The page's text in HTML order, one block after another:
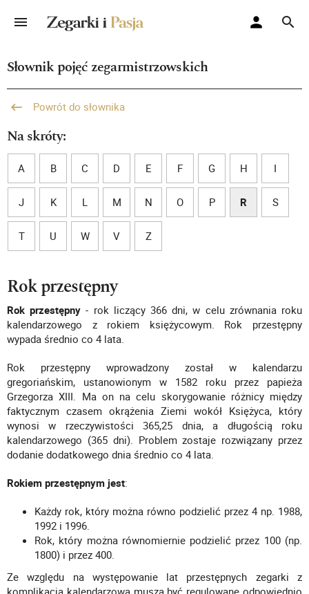
Słownik pojęć zegarmistrzowskich
Powrót do słownika
Na skróty:
A B C D E F G H I
J K L M N O P R S
T U W V Z
Rok przestępny
Rok przestępny - rok liczący 366 dni, w celu zrównania roku
kalendarzowego z rokiem księżycowym. Rok przestępny
wypada średnio co 4 lata.
Rok przestępny wprowadzony został w kalendarzu
gregoriańskim, ustanowionym w 1582 roku przez papieża
Grzegorza XIII. Ma on na celu skorygowanie różnicy między
faktycznym czasem okrążenia Ziemi wokół Księżyca, który
wynosi w rzeczywistości 365,25 dnia, a długością roku
kalendarzowego (365 dni). Problem zostaje rozwiązany przez
dodanie dodatkowego dnia średnio co 4 lata.
Rokiem przestępnym jest:
Każdy rok, który można równo podzielić przez 4 np. 1988,
1992 i 1996.
Rok, który można równomiernie podzielić przez 100 (np.
1800) i przez 400.
Ze względu na występowanie lat przestępnych zegarki z
komplikacją kalendarzową muszą być regulowane odpowiednio